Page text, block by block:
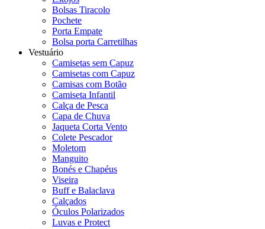
Bolsas Tiracolo
Pochete
Porta Empate
Bolsa porta Carretilhas
Vestuário
Camisetas sem Capuz
Camisetas com Capuz
Camisas com Botão
Camiseta Infantil
Calça de Pesca
Capa de Chuva
Jaqueta Corta Vento
Colete Pescador
Moletom
Manguito
Bonés e Chapéus
Viseira
Buff e Balaclava
Calçados
Óculos Polarizados
Luvas e Protect